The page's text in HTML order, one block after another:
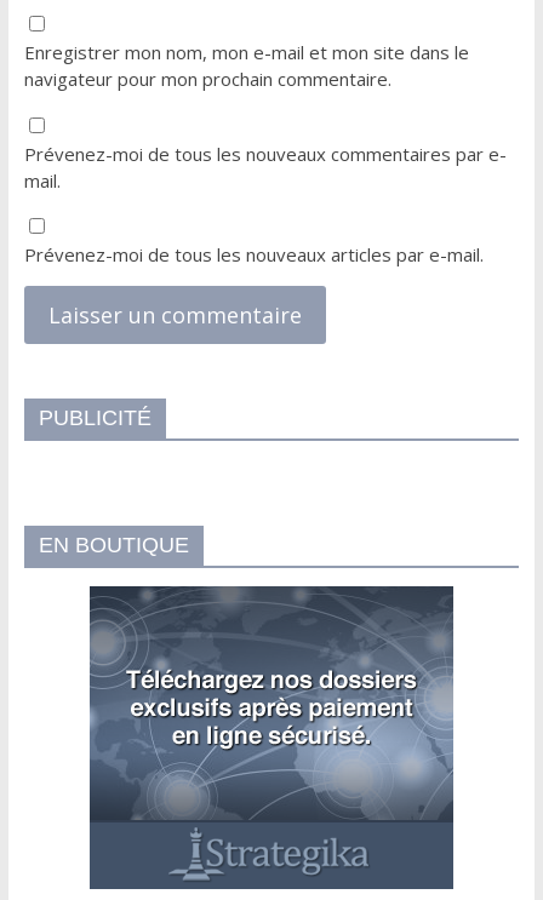
Enregistrer mon nom, mon e-mail et mon site dans le
navigateur pour mon prochain commentaire.
Prévenez-moi de tous les nouveaux commentaires par e-
mail.
Prévenez-moi de tous les nouveaux articles par e-mail.
PUBLICITÉ
EN BOUTIQUE